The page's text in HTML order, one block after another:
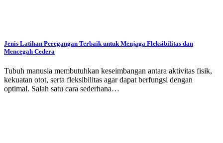
Jenis Latihan Peregangan Terbaik untuk Menjaga Fleksibilitas dan
Mencegah Cedera
Tubuh manusia membutuhkan keseimbangan antara aktivitas fisik,
kekuatan otot, serta fleksibilitas agar dapat berfungsi dengan
optimal. Salah satu cara sederhana…